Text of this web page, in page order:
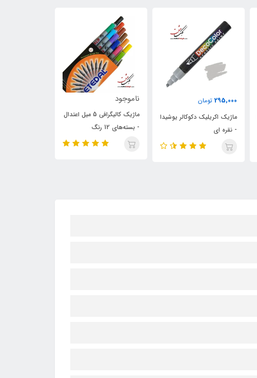
ناموجود
ماژیک کالیگرافی 5 میل اعتدال
- بسته‌های 12 رنگ
1,500,000
ماژیک کالیگرافی اعتدال 600 -
بسته‌های 12 رنگ